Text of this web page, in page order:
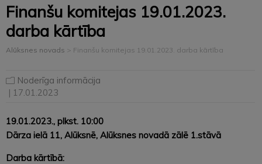
Finanšu komitejas 19.01.2023.
darba kārtība
Alūksnes novads > Finanšu komitejas 19.01.2023. darba kārtība
Noderīga informācija
| 17.01.2023
19.01.2023., plkst. 10:00
Dārza ielā 11, Alūksnē, Alūksnes novadā zālē 1.stāvā
Darba kārtībā: